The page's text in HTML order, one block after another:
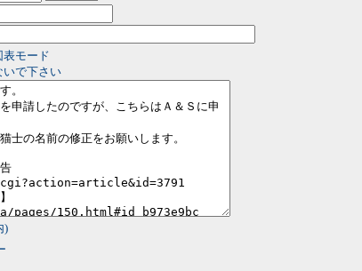
表モード
いで下さい
)